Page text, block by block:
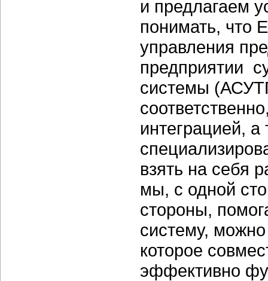
и предлагаем
понимать, что
управления
предприятии
системы
интеграцией,
взять на себя
мы, с одной
стороны,
систему, можно
которое
эффективно